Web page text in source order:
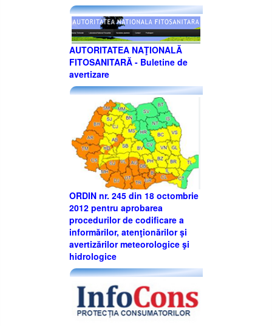
AUTORITATEA NAŢIONALĂ
FITOSANITARĂ - Buletine de
avertizare
ORDIN nr. 245 din 18 octombrie
2012 pentru aprobarea
procedurilor de codificare a
informărilor, atenţionărilor şi
avertizărilor meteorologice şi
hidrologice